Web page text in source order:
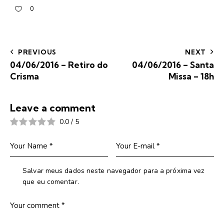
0
PREVIOUS
04/06/2016 – Retiro do
Crisma
NEXT
04/06/2016 – Santa
Missa – 18h
Leave a comment
0.0 / 5
Salvar meus dados neste navegador para a próxima vez
que eu comentar.